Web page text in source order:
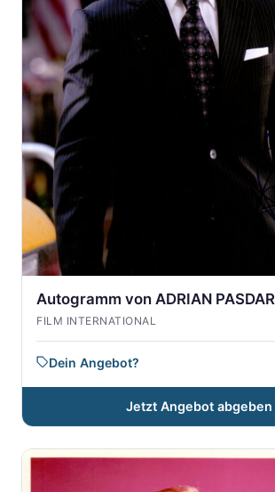
Autogramm von ADRIAN PASDAR
FILM INTERNATIONAL
Dein Angebot?
Jetzt Angebot abgeben